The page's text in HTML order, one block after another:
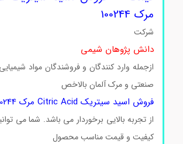
مرک 100244
شرکت
دانش پژوهان شیمی
ازجمله وارد کنندگان و فروشندگان مواد شیمیایی
صنعتی و مرک آلمان بالاخص
فروش اسید سیتریک Citric Acid مرک 100244
از تجربه بالایی برخوردار می باشد. شما می
کیفیت و قیمت مناسب محصول